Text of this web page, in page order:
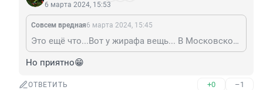
6 марта 2024, 15:53
Совсем вредная6 марта 2024, 15:45
Это ещё что...Вот у жирафа вещь... В Московском зоопарке было дело, я проходила мимо, а там такое... Я реально испугалась, даже не поверила глазам. Все находящиеся рядом с вольером жирафа поспешили ретироваться. Ей богу, смотреть стыдно.
Но приятно😁
ОТВЕТИТЬ +0 –1